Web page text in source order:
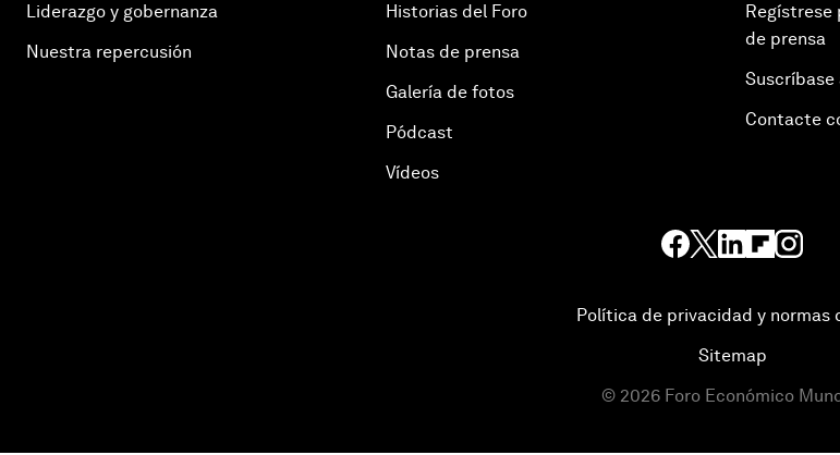
Liderazgo y gobernanza
Nuestra repercusión
Historias del Foro
Notas de prensa
Galería de fotos
Pódcast
Vídeos
Regístrese
de prensa
Contacte
Política de privacidad y normas
Sitemap
© 2026 Foro Económico